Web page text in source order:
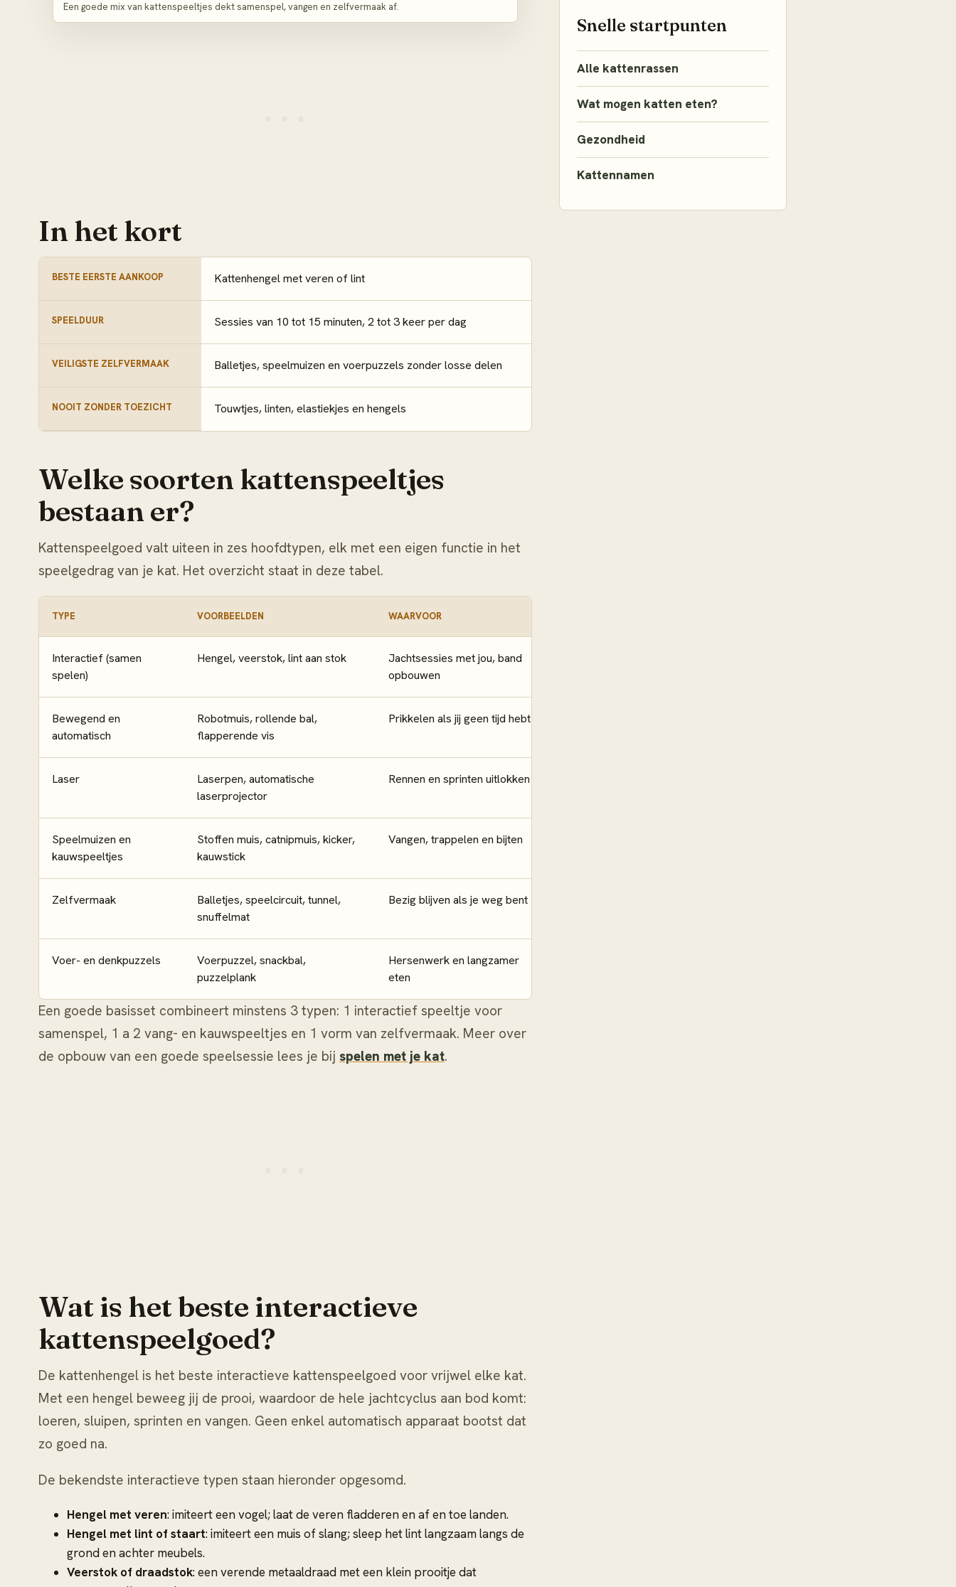
Een goede mix van kattenspeeltjes dekt samenspel, vangen en zelfvermaak af.
In het kort
BESTE EERSTE AANKOOP Kattenhengel met veren of lint
SPEELDUUR Sessies van 10 tot 15 minuten, 2 tot 3 keer per dag
VEILIGSTE ZELFVERMAAK Balletjes, speelmuizen en voerpuzzels zonder losse delen
NOOIT ZONDER TOEZICHT Touwtjes, linten, elastiekjes en hengels
Welke soorten kattenspeeltjes
bestaan er?
Kattenspeelgoed valt uiteen in zes hoofdtypen, elk met een eigen functie in het
speelgedrag van je kat. Het overzicht staat in deze tabel.
TYPE VOORBEELDEN WAARVOOR
Interactief (samen
spelen)
Hengel, veerstok, lint aan stok
Jachtsessies met jou, band
opbouwen
Bewegend en
automatisch
Robotmuis, rollende bal,
flapperende vis
Prikkelen als jij geen tijd hebt
Laser
Laserpen, automatische
laserprojector
Rennen en sprinten uitlokken
Speelmuizen en
kauwspeeltjes
Stoffen muis, catnipmuis, kicker,
kauwstick
Vangen, trappelen en bijten
Zelfvermaak
Balletjes, speelcircuit, tunnel,
snuffelmat
Bezig blijven als je weg bent
Voer- en denkpuzzels
Voerpuzzel, snackbal,
puzzelplank
Hersenwerk en langzamer
eten
Een goede basisset combineert minstens 3 typen: 1 interactief speeltje voor
samenspel, 1 a 2 vang- en kauwspeeltjes en 1 vorm van zelfvermaak. Meer over
de opbouw van een goede speelsessie lees je bij spelen met je kat.
Wat is het beste interactieve
kattenspeelgoed?
De kattenhengel is het beste interactieve kattenspeelgoed voor vrijwel elke kat.
Met een hengel beweeg jij de prooi, waardoor de hele jachtcyclus aan bod komt:
loeren, sluipen, sprinten en vangen. Geen enkel automatisch apparaat bootst dat
zo goed na.
De bekendste interactieve typen staan hieronder opgesomd.
Hengel met veren: imiteert een vogel; laat de veren fladderen en af en toe landen.
Hengel met lint of staart: imiteert een muis of slang; sleep het lint langzaam langs de
grond en achter meubels.
Veerstok of draadstok: een verende metaaldraad met een klein prooitje dat
Snelle startpunten
Alle kattenrassen
Wat mogen katten eten?
Gezondheid
Kattennamen